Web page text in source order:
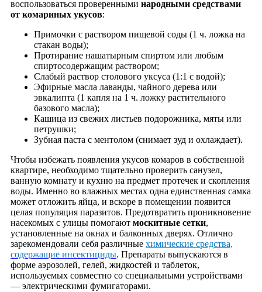
воспользоваться проверенными народными средствами
от комариных укусов:
Примочки с раствором пищевой соды (1 ч. ложка на
стакан воды);
Протирание нашатырным спиртом или любым
спиртосодержащим раствором;
Слабый раствор столового уксуса (1:1 с водой);
Эфирные масла лаванды, чайного дерева или
эвкалипта (1 капля на 1 ч. ложку растительного
базового масла);
Кашица из свежих листьев подорожника, мяты или
петрушки;
Зубная паста с ментолом (снимает зуд и охлаждает).
Чтобы избежать появления укусов комаров в собственной
квартире, необходимо тщательно проверить санузел,
ванную комнату и кухню на предмет протечек и скопления
воды. Именно во влажных местах одна единственная самка
может отложить яйца, и вскоре в помещении появится
целая популяция паразитов. Предотвратить проникновение
насекомых с улицы помогают москитные сетки,
установленные на окнах и балконных дверях. Отлично
зарекомендовали себя различные химические средства,
содержащие инсектициды. Препараты выпускаются в
форме аэрозолей, гелей, жидкостей и таблеток,
используемых совместно со специальными устройствами
— электрическими фумигаторами.